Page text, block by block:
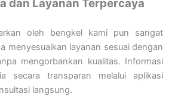
dan Layanan Terpercaya
oleh bengkel kami pun sangat
menyesuaikan layanan sesuai dengan
mengorbankan kualitas. Informasi
secara transparan melalui aplikasi
langsung.